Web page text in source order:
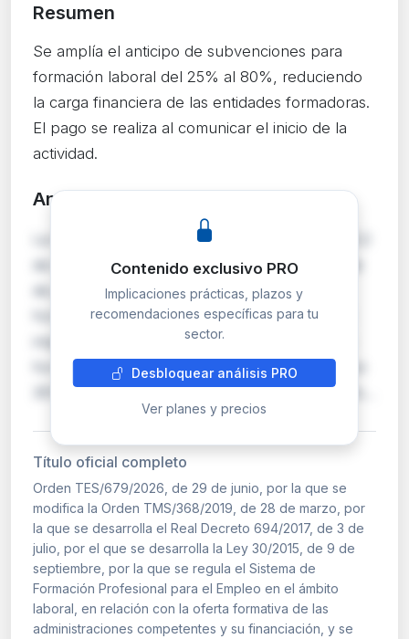
Resumen
Se amplía el anticipo de subvenciones para
formación laboral del 25% al 80%, reduciendo
la carga financiera de las entidades formadoras.
El pago se realiza al comunicar el inicio de la
actividad.
Análisis detallado
La Orden TES/679/2026 modifica el artículo 12.2
de la Orden TMS/368/2019 para elevar el límite
de pagos anticipados en subvenciones de
formación para el empleo del 25% al 80% del
importe concedido. Hasta ahora, las entidades
formadoras recibían un 25% antes del inicio, un
35% tras iniciarse y el 40% restante hasta 12 m…
Contenido exclusivo PRO
Implicaciones prácticas, plazos y
recomendaciones específicas para tu
sector.
Desbloquear análisis PRO
Ver planes y precios
Título oficial completo
Orden TES/679/2026, de 29 de junio, por la que se
modifica la Orden TMS/368/2019, de 28 de marzo, por
la que se desarrolla el Real Decreto 694/2017, de 3 de
julio, por el que se desarrolla la Ley 30/2015, de 9 de
septiembre, por la que se regula el Sistema de
Formación Profesional para el Empleo en el ámbito
laboral, en relación con la oferta formativa de las
administraciones competentes y su financiación, y se